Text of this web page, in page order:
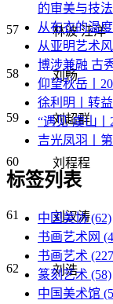
57 林波 汪洋
58 刘畅
59 刘超群
60 刘程程
61 刘汉涛
62 刘浩
的审美与技
从布衣的温
从亚明艺术
博涉兼融 古
仰望秋岳丨
徐利明丨转
“遇见·虞山
吉光凤羽丨
标签列表
中国美协(62)
书画艺术网
书画艺术
篆刻艺术 (58)
中国美术馆